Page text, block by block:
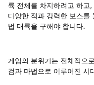
륙 전체를 차지하려고 하고
다양한 적과 강력한 보스를
법 대륙을 구해야 합니다.
게임의 분위기는 전체적으
검과 마법으로 이루어진 시